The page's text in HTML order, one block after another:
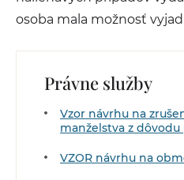
osoba mala možnosť
Právne služby
Vzor návrhu na
manželstva z
VZOR návrhu na